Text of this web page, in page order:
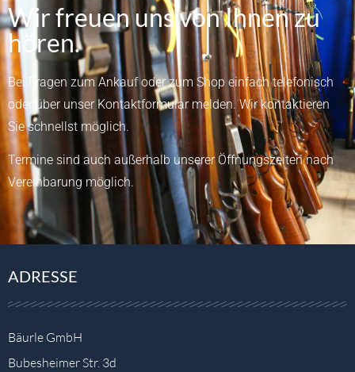
Wir freuen uns von Ihnen zu
hören.
Bei Fragen zum Ankauf oder zum Shop einfach telefonisch
oder über unser Kontaktformularmelden.Wir kontaktieren
Sie schnellst möglich.
Termine sind auch außerhalb unserer Öffnungszeiten nach
Vereinbarung möglich.
ADRESSE
Bäurle GmbH
Bubesheimer Str. 3d